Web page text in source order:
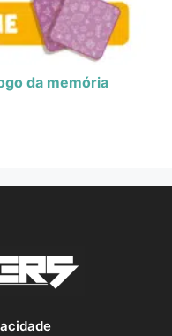
da memória